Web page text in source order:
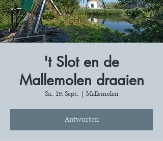
't Slot en de
Mallemolen draaien
Sa., 19. Sept. Mallemolen
Antworten